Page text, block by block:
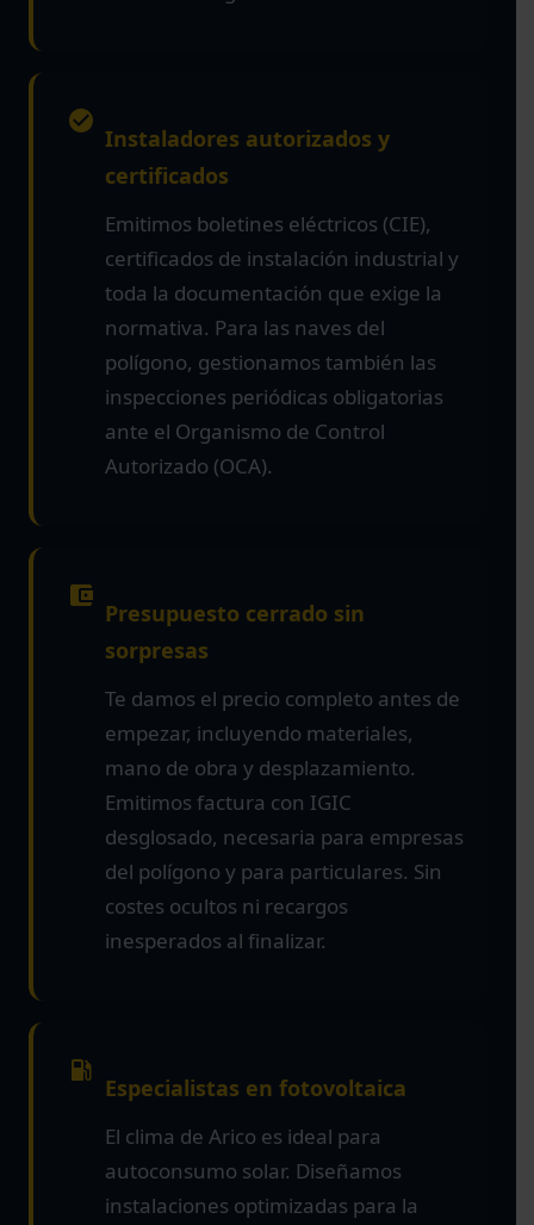
Instaladores autorizados y
certificados
Emitimos boletines eléctricos (CIE),
certificados de instalación industrial y
toda la documentación que exige la
normativa. Para las naves del
polígono, gestionamos también las
inspecciones periódicas obligatorias
ante el Organismo de Control
Autorizado (OCA).
Presupuesto cerrado sin
sorpresas
Te damos el precio completo antes de
empezar, incluyendo materiales,
mano de obra y desplazamiento.
Emitimos factura con IGIC
desglosado, necesaria para empresas
del polígono y para particulares. Sin
costes ocultos ni recargos
inesperados al finalizar.
Especialistas en fotovoltaica
El clima de Arico es ideal para
autoconsumo solar. Diseñamos
instalaciones optimizadas para la